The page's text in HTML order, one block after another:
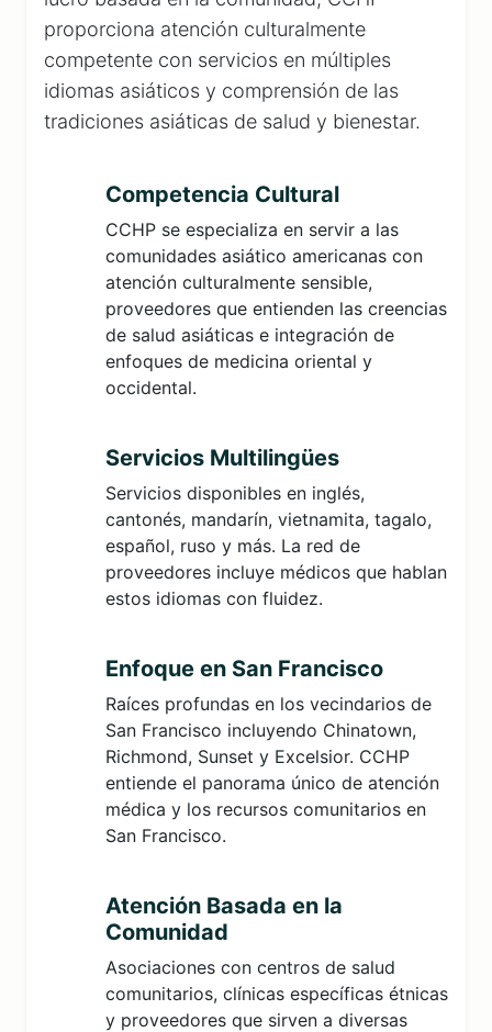
proporciona atención culturalmente
competente con servicios en múltiples
idiomas asiáticos y comprensión de las
tradiciones asiáticas de salud y bienestar.
Competencia Cultural
CCHP se especializa en servir a las
comunidades asiático americanas con
atención culturalmente sensible,
proveedores que entienden las creencias
de salud asiáticas e integración de
enfoques de medicina oriental y
occidental.
Servicios Multilingües
Servicios disponibles en inglés,
cantonés, mandarín, vietnamita, tagalo,
español, ruso y más. La red de
proveedores incluye médicos que hablan
estos idiomas con fluidez.
Enfoque en San Francisco
Raíces profundas en los vecindarios de
San Francisco incluyendo Chinatown,
Richmond, Sunset y Excelsior. CCHP
entiende el panorama único de atención
médica y los recursos comunitarios en
San Francisco.
Atención Basada en la
Comunidad
Asociaciones con centros de salud
comunitarios, clínicas específicas étnicas
y proveedores que sirven a diversas